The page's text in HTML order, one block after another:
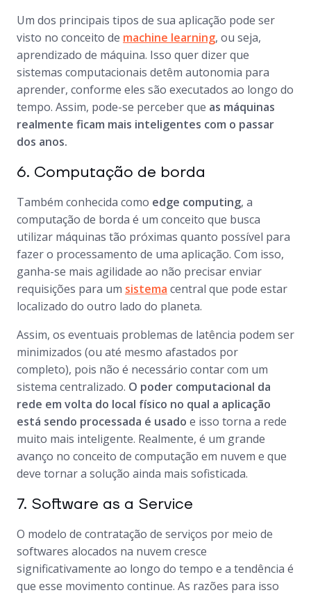
Um dos principais tipos de sua aplicação pode ser
visto no conceito de machine learning, ou seja,
aprendizado de máquina. Isso quer dizer que
sistemas computacionais detêm autonomia para
aprender, conforme eles são executados ao longo do
tempo. Assim, pode-se perceber que as máquinas
realmente ficam mais inteligentes com o passar
dos anos.
6. Computação de borda
Também conhecida como edge computing, a
computação de borda é um conceito que busca
utilizar máquinas tão próximas quanto possível para
fazer o processamento de uma aplicação. Com isso,
ganha-se mais agilidade ao não precisar enviar
requisições para um sistema central que pode estar
localizado do outro lado do planeta.
Assim, os eventuais problemas de latência podem ser
minimizados (ou até mesmo afastados por
completo), pois não é necessário contar com um
sistema centralizado. O poder computacional da
rede em volta do local físico no qual a aplicação
está sendo processada é usado e isso torna a rede
muito mais inteligente. Realmente, é um grande
avanço no conceito de computação em nuvem e que
deve tornar a solução ainda mais sofisticada.
7. Software as a Service
O modelo de contratação de serviços por meio de
softwares alocados na nuvem cresce
significativamente ao longo do tempo e a tendência é
que esse movimento continue. As razões para isso